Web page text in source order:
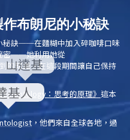
布朗尼的小秘訣
秘訣──在麵糊中加入碎咖啡口味
密──她利用她從
的知識，在這段期間讓自己保持
Scientology ：思考的原理》 這本
，他們來自全球各地，過